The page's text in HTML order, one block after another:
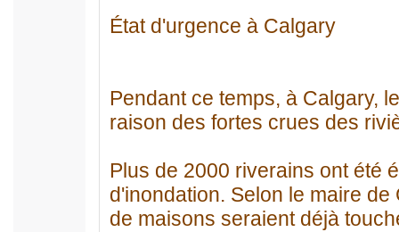
État d'urgence à Calgary
Pendant ce temps, à Calgary,
raison des fortes crues des
Plus de 2000 riverains ont été
d'inondation. Selon le maire
de maisons seraient déjà